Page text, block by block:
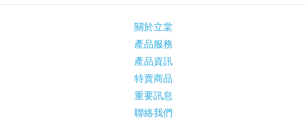
關於立棠
產品服務
產品資訊
特賣商品
重要訊息
聯絡我們